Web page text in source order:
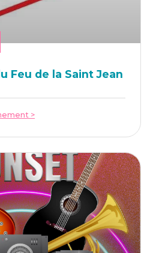
Feu de la Saint Jean
>